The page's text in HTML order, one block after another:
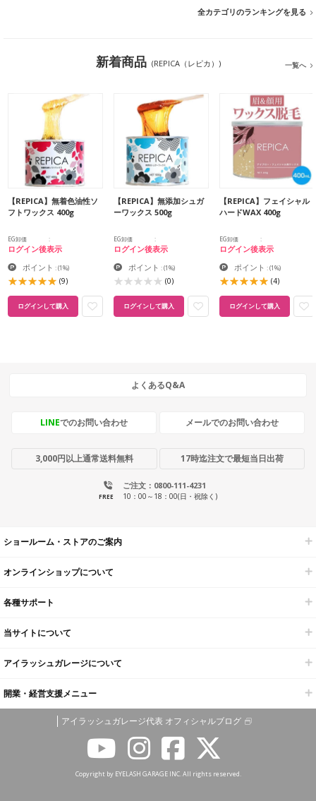
全カテゴリのランキングを見る
新着商品 (REPICA（レピカ）) 一覧へ
【REPICA】無着色油性ソ
フトワックス 400g
EG卸価
ログイン後表示
ポイント :(1%)
(9)
ログインして購入
【REPICA】無添加シュガ
ーワックス 500g
EG卸価
ログイン後表示
ポイント :(1%)
(0)
ログインして購入
【REPICA】フェイシャル
ハードWAX 400g
EG卸価
ログイン後表示
ポイント :(1%)
(4)
ログインして購入
よくあるQ&A
LINEでのお問い合わせ メールでのお問い合わせ
3,000円以上通常送料無料 17時迄注文で最短当日出荷
ご注文：0800-111-4231
FREE 10：00～18：00(日・祝除く)
ショールーム・ストアのご案内
オンラインショップについて
各種サポート
当サイトについて
アイラッシュガレージについて
開業・経営支援メニュー
アイラッシュガレージ代表 オフィシャルブログ
Copyright by EYELASH GARAGE INC. All rights reserved.